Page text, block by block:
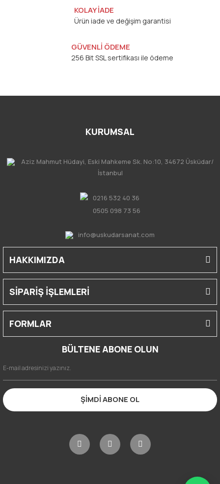
KOLAY İADE
Ürün iade ve değişim garantisi
GÜVENLİ ÖDEME
256 Bit SSL sertifikası ile ödeme
KURUMSAL
Aziz Mahmut Hüdayi, Eski Mahkeme Sk. No:10, 34672 Üsküdar/
İstanbul
0216 532 40 36
0505 098 73 56
info@uskudarsanat.com
HAKKIMIZDA
SİPARİŞ İŞLEMLERİ
FORMLAR
BÜLTENE ABONE OLUN
ŞİMDİ ABONE OL